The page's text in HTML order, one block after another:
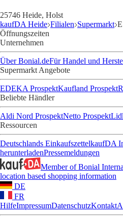
25746 Heide, Holst
kaufDA Heide Filialen Supermarkt
Öffnungszeiten
Unternehmen
Über Bonial.deFür Handel und
Supermarkt Angebote
EDEKA ProspektKaufland Prospekt
Beliebte Händler
Aldi Nord ProspektNetto Prospekt
Ressourcen
Deutschlands EinkaufszettelkaufDA
herunterladenPressemeldungen
Member of Bonial
location based shopping information
DE
FR
HilfeImpressumDatenschutzKontakt